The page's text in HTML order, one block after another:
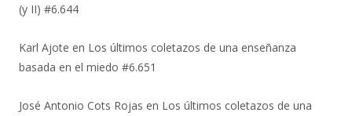
(y II) #6.644
Karl Ajote en Los últimos coletazos de una enseñanza
basada en el miedo #6.651
José Antonio Cots Rojas en Los últimos coletazos de una